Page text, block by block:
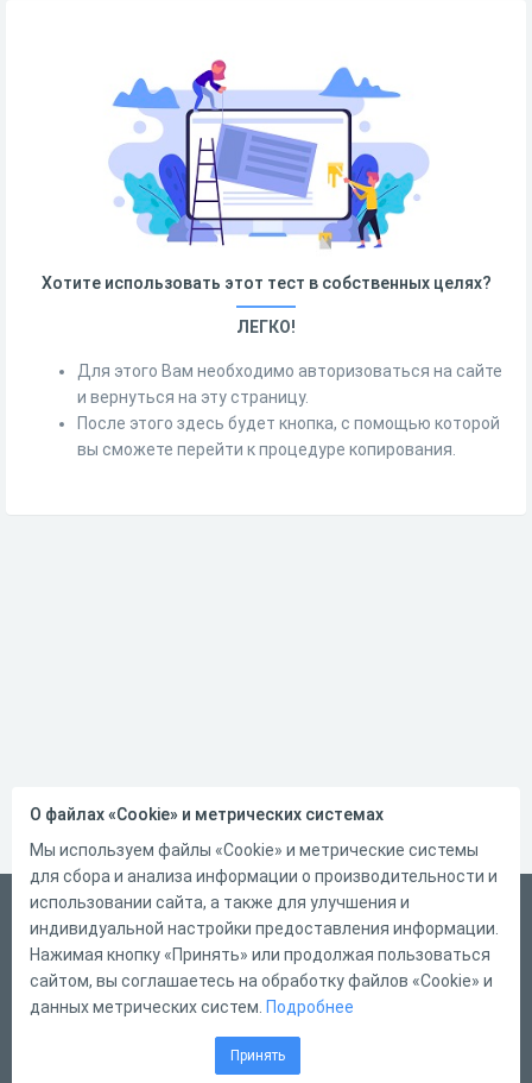
Хотите использовать этот тест в собственных целях?
ЛЕГКО!
Для этого Вам необходимо авторизоваться на сайте
и вернуться на эту страницу.
После этого здесь будет кнопка, с помощью которой
вы сможете перейти к процедуре копирования.
Русский
Справка
Форма обратной связи
О файлах «Cookie» и метрических системах
Мы используем файлы «Cookie» и метрические системы
для сбора и анализа информации о производительности и
использовании сайта, а также для улучшения и
индивидуальной настройки предоставления информации.
Нажимая кнопку «Принять» или продолжая пользоваться
сайтом, вы соглашаетесь на обработку файлов «Cookie» и
данных метрических систем. Подробнее
Принять